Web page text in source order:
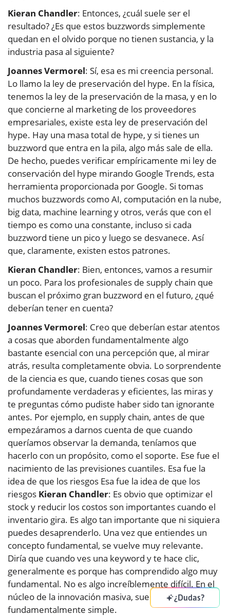
Kieran Chandler: Entonces, ¿cuál suele ser el
resultado? ¿Es que estos buzzwords simplemente
quedan en el olvido porque no tienen sustancia, y la
industria pasa al siguiente?
Joannes Vermorel: Sí, esa es mi creencia personal.
Lo llamo la ley de preservación del hype. En la física,
tenemos la ley de la preservación de la masa, y en lo
que concierne al marketing de los proveedores
empresariales, existe esta ley de preservación del
hype. Hay una masa total de hype, y si tienes un
buzzword que entra en la pila, algo más sale de ella.
De hecho, puedes verificar empíricamente mi ley de
conservación del hype mirando Google Trends, esta
herramienta proporcionada por Google. Si tomas
muchos buzzwords como AI, computación en la nube,
big data, machine learning y otros, verás que con el
tiempo es como una constante, incluso si cada
buzzword tiene un pico y luego se desvanece. Así
que, claramente, existen estos patrones.
Kieran Chandler: Bien, entonces, vamos a resumir
un poco. Para los profesionales de supply chain que
buscan el próximo gran buzzword en el futuro, ¿qué
deberían tener en cuenta?
Joannes Vermorel: Creo que deberían estar atentos
a cosas que aborden fundamentalmente algo
bastante esencial con una percepción que, al mirar
atrás, resulta completamente obvia. Lo sorprendente
de la ciencia es que, cuando tienes cosas que son
profundamente verdaderas y eficientes, las miras y
te preguntas cómo pudiste haber sido tan ignorante
antes. Por ejemplo, en supply chain, antes de que
empezáramos a darnos cuenta de que cuando
queríamos observar la demanda, teníamos que
hacerlo con un propósito, como el soporte. Ese fue el
nacimiento de las previsiones cuantiles. Esa fue la
idea de que los riesgos Esa fue la idea de que los
riesgos Kieran Chandler: Es obvio que optimizar el
stock y reducir los costos son importantes cuando el
inventario gira. Es algo tan importante que ni siquiera
puedes desaprenderlo. Una vez que entiendes un
concepto fundamental, se vuelve muy relevante.
Diría que cuando ves una keyword y te hace clic,
generalmente es porque has comprendido algo muy
fundamental. No es algo increíblemente difícil. En el
núcleo de la innovación masiva, suele ser algo
fundamentalmente simple.
¿Dudas?